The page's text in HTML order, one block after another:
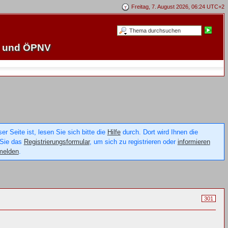
Freitag, 7. August 2026, 06:24 UTC+2
ÖPNV
Seite ist, lesen Sie sich bitte die Hilfedurch. Dort wird Ihnen die
das Registrierungsformular, um sich zu registrieren oder informieren
.
301